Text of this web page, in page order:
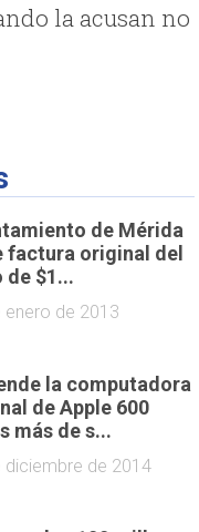
la acusan no
de Mérida
factura original del
de $1...
enero de 2013
la computadora
de Apple 600
más de s...
diciembre de 2014